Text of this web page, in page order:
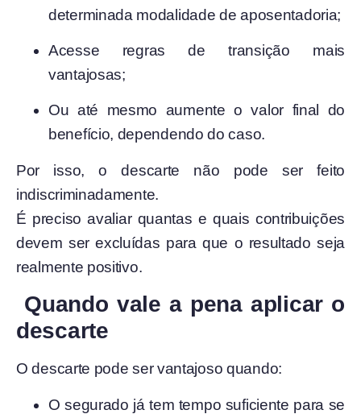
determinada modalidade de aposentadoria;
Acesse regras de transição mais
vantajosas;
Ou até mesmo aumente o valor final do
benefício, dependendo do caso.
Por isso, o descarte não pode ser feito
indiscriminadamente.
É preciso avaliar quantas e quais contribuições
devem ser excluídas para que o resultado seja
realmente positivo.
‍ Quando vale a pena aplicar o
descarte
O descarte pode ser vantajoso quando:
O segurado já tem tempo suficiente para se